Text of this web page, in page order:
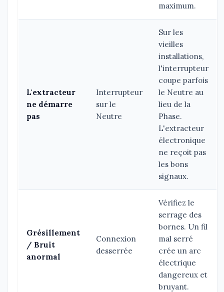
maximum.
L'extracteur
ne démarre
pas
Interrupteur
sur le
Neutre
Sur les
vieilles
installations,
l'interrupteur
coupe parfois
le Neutre au
lieu de la
Phase.
L'extracteur
électronique
ne reçoit pas
les bons
signaux.
Grésillement
/ Bruit
anormal
Connexion
desserrée
Vérifiez le
serrage des
bornes. Un fil
mal serré
crée un arc
électrique
dangereux et
bruyant.